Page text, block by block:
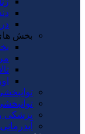
بخش
پزشکی
آبدرمانی